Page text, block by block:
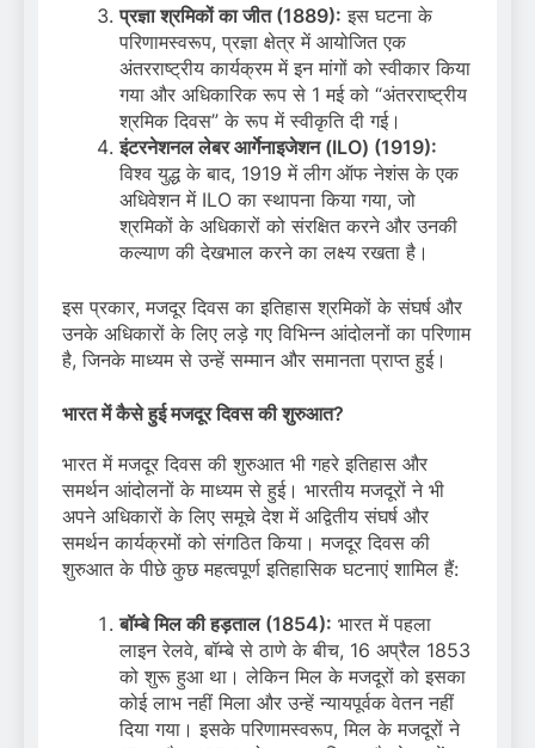
प्रज्ञा श्रमिकों का जीत (1889): इस घटना के
परिणामस्वरूप, प्रज्ञा क्षेत्र में आयोजित एक
अंतरराष्ट्रीय कार्यक्रम में इन मांगों को स्वीकार किया
गया और अधिकारिक रूप से 1 मई को “अंतरराष्ट्रीय
श्रमिक दिवस” के रूप में स्वीकृति दी गई।
इंटरनेशनल लेबर आर्गेनाइजेशन (ILO) (1919):
विश्व युद्ध के बाद, 1919 में लीग ऑफ नेशंस के एक
अधिवेशन में ILO का स्थापना किया गया, जो
श्रमिकों के अधिकारों को संरक्षित करने और उनकी
कल्याण की देखभाल करने का लक्ष्य रखता है।
इस प्रकार, मजदूर दिवस का इतिहास श्रमिकों के संघर्ष और
उनके अधिकारों के लिए लड़े गए विभिन्न आंदोलनों का परिणाम
है, जिनके माध्यम से उन्हें सम्मान और समानता प्राप्त हुई।
भारत में कैसे हुई मजदूर दिवस की शुरुआत?
भारत में मजदूर दिवस की शुरुआत भी गहरे इतिहास और
समर्थन आंदोलनों के माध्यम से हुई। भारतीय मजदूरों ने भी
अपने अधिकारों के लिए समूचे देश में अद्वितीय संघर्ष और
समर्थन कार्यक्रमों को संगठित किया। मजदूर दिवस की
शुरुआत के पीछे कुछ महत्वपूर्ण इतिहासिक घटनाएं शामिल हैं:
बॉम्बे मिल की हड़ताल (1854): भारत में पहला
लाइन रेलवे, बॉम्बे से ठाणे के बीच, 16 अप्रैल 1853
को शुरू हुआ था। लेकिन मिल के मजदूरों को इसका
कोई लाभ नहीं मिला और उन्हें न्यायपूर्वक वेतन नहीं
दिया गया। इसके परिणामस्वरूप, मिल के मजदूरों ने